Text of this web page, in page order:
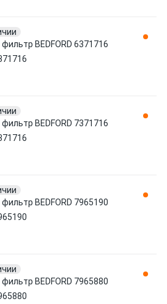
BEDFORD 6371716
BEDFORD 7371716
BEDFORD 7965190
BEDFORD 7965880